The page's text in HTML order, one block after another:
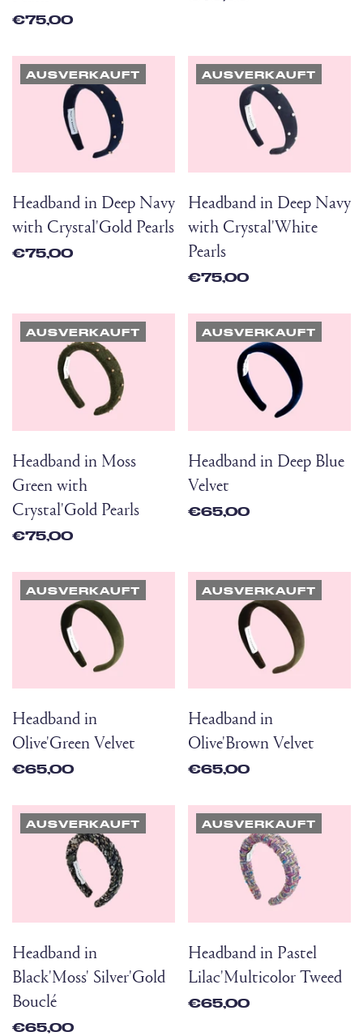
€75,00
AUSVERKAUFT
Headband in Deep Navy
with Crystal'Gold Pearls
€75,00
AUSVERKAUFT
Headband in Deep Navy
with Crystal'White
Pearls
€75,00
AUSVERKAUFT
Headband in Moss
Green with
Crystal'Gold Pearls
€75,00
AUSVERKAUFT
Headband in Deep Blue
Velvet
€65,00
AUSVERKAUFT
Headband in
Olive'Green Velvet
€65,00
AUSVERKAUFT
Headband in
Olive'Brown Velvet
€65,00
AUSVERKAUFT
Headband in
Black'Moss' Silver'Gold
Bouclé
€65,00
AUSVERKAUFT
Headband in Pastel
Lilac'Multicolor Tweed
€65,00